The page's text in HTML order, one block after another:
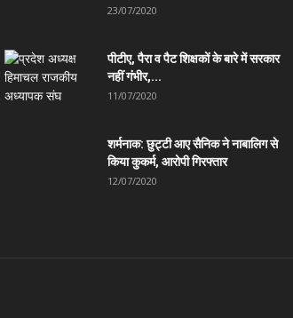
23/07/2020
पीटीए, पैरा व पैट शिक्षकों के बारे में सरकार
नहीं गंभीर,...
11/07/2020
शर्मनाक: छुट्टी आए सैनिक ने नाबालिग से
किया कुकर्म, आरोपी गिरफ्तार
12/07/2020